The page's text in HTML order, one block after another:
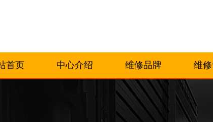
首页 中心介绍 维修品牌 维